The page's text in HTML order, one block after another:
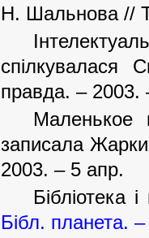
Н. Шальнова //
cпілкувалася
правда. – 2003.
Маленькое
записала
2003. – 5 апр.
Бібліотека
Бібл. планета.